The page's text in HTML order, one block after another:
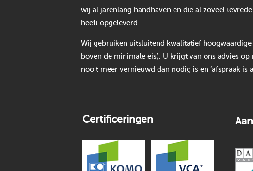
wij al jarenlang handhaven en die al zoveel
heeft opgeleverd.
Wij gebruiken uitsluitend kwalitatief
boven de minimale eis). U krijgt van ons advies
nooit meer vernieuwd dan nodig is en ‘afspraak is
Certificeringen